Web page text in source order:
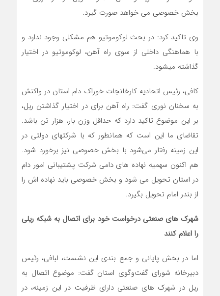
بخش خصوصی می خواهد صورت گیرد.
وی تاکید کرد: در بحث لوکوموتیو هم مشکلی وجود ندارد و
با هماهنگی داخلی از سوی راه آهن، لوکوموتیو در اختیار
گذاشته میشود.
کافی، رئیس اتحادیه کارخانجات خوراک دام استان در واکنش
به سخنان نوری گفت: راه آهن برای در اختیار گذاشتن ریل،
بر این موضوع تاکید دارد که حداقل وزن بار، هزار تن باشد.
تقاضای ما این است که همانطور که با شرکتهای دولتی در
این زمینه رفتار می‌شود با بخش خصوصی نیز برخورد شود.
هم اکنون سهمیه نهاده های دامی شرکت پشتیبانی امور دام
در استان تحویل می شود و بخش خصوصی باید نهاده اش را
از بندر امام تحویل بگیرد.
شهرک های صنعتی درخواست خود برای اتصال به شبکه ریلی
را اعلام کنند
اما در بخش پایانی و جمع بندی این نشست، لبافی، رئیس
دبیرخانه شورای گفت‌وگوی استان گفت: موضوع اتصال به
ریل در شهرک های صنعتی دارای ظرفیت در این زمینه، در